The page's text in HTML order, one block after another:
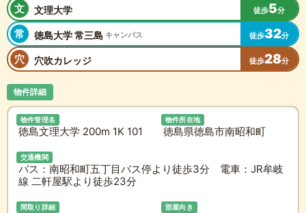
文 文理大学 徒歩5分
常 徳島大学 常三島 キャンパス 徒歩32分
穴 穴吹カレッジ 徒歩28分
物件詳細
物件管理名
徳島文理大学 200m 1K 101
物件所在地
徳島県徳島市南昭和町
交通機関
バス：南昭和町五丁目バス停より徒歩3分 電車：JR牟岐
線 二軒屋駅より徒歩23分
間取り詳細 部屋向き